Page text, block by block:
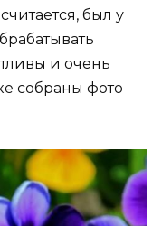
был у
и очень
собраны фото